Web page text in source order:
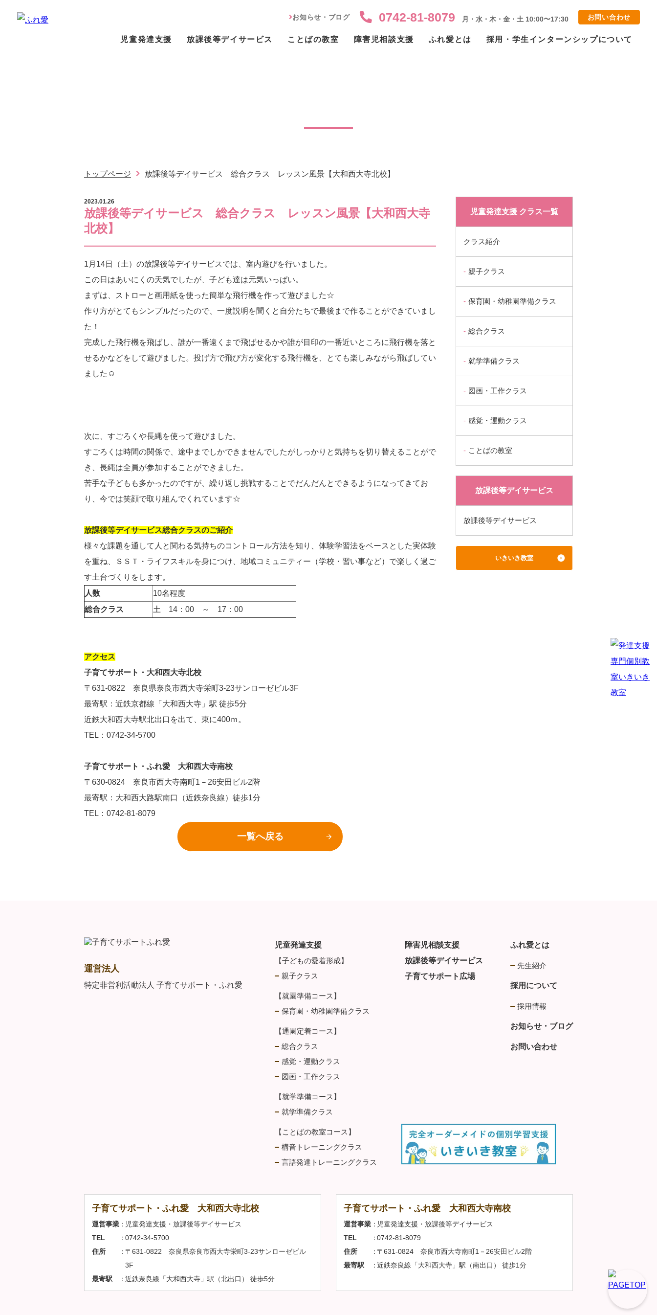
お知らせ・ブログ 0742-81-8079 月・水・木・金・土 10:00〜17:30 お問い合わせ
児童発達支援 放課後等デイサービス ことばの教室 障害児相談支援 ふれ愛とは 採用・学生インターンシップについて
トップページ 放課後等デイサービス 総合クラス レッスン風景【大和西大寺北校】
2023.01.26
放課後等デイサービス 総合クラス レッスン風景【大和西大寺
北校】
1月14日（土）の放課後等デイサービスでは、室内遊びを行いました。
この日はあいにくの天気でしたが、子ども達は元気いっぱい。
まずは、ストローと画用紙を使った簡単な飛行機を作って遊びました☆
作り方がとてもシンプルだったので、一度説明を聞くと自分たちで最後まで作ることができていまし
た！
完成した飛行機を飛ばし、誰が一番遠くまで飛ばせるかや誰が目印の一番近いところに飛行機を落と
せるかなどをして遊びました。投げ方で飛び方が変化する飛行機を、とても楽しみながら飛ばしてい
ました☺
次に、すごろくや長縄を使って遊びました。
すごろくは時間の関係で、途中までしかできませんでしたがしっかりと気持ちを切り替えることがで
き、長縄は全員が参加することができました。
苦手な子どもも多かったのですが、繰り返し挑戦することでだんだんとできるようになってきてお
り、今では笑顔で取り組んでくれています☆
放課後等デイサービス総合クラスのご紹介
様々な課題を通して人と関わる気持ちのコントロール方法を知り、体験学習法をベースとした実体験
を重ね、ＳＳＴ・ライフスキルを身につけ、地域コミュニティー（学校・習い事など）で楽しく過ご
す土台づくりをします。
人数
10名程度
総合クラス
土 14：00 ～ 17：00
アクセス
子育てサポート・大和西大寺北校
〒631-0822 奈良県奈良市西大寺栄町3-23サンローゼビル3F
最寄駅：近鉄京都線「大和西大寺」駅 徒歩5分
近鉄大和西大寺駅北出口を出て、東に400ｍ。
TEL：0742-34-5700
子育てサポート・ふれ愛 大和西大寺南校
〒630-0824 奈良市西大寺南町1－26安田ビル2階
最寄駅：大和西大路駅南口（近鉄奈良線）徒歩1分
TEL：0742-81-8079
一覧へ戻る
児童発達支援 クラス一覧
クラス紹介
親子クラス
保育園・幼稚園準備クラス
総合クラス
就学準備クラス
図画・工作クラス
感覚・運動クラス
ことばの教室
放課後等デイサービス
放課後等デイサービス
いきいき教室
運営法人
特定非営利活動法人 子育てサポート・ふれ愛
児童発達支援
【子どもの愛着形成】
親子クラス
【就園準備コース】
保育園・幼稚園準備クラス
【通園定着コース】
総合クラス
感覚・運動クラス
図画・工作クラス
【就学準備コース】
就学準備クラス
【ことばの教室コース】
構音トレーニングクラス
言語発達トレーニングクラス
障害児相談支援
放課後等デイサービス
子育てサポート広場
ふれ愛とは
先生紹介
採用について
採用情報
お知らせ・ブログ
お問い合わせ
子育てサポート・ふれ愛 大和西大寺北校
運営事業
児童発達支援・放課後等デイサービス
TEL
0742-34-5700
住所
〒631-0822 奈良県奈良市西大寺栄町3-23サンローゼビル
3F
最寄駅
近鉄奈良線「大和西大寺」駅（北出口） 徒歩5分
子育てサポート・ふれ愛 大和西大寺南校
運営事業
児童発達支援・放課後等デイサービス
TEL
0742-81-8079
住所
〒631-0824 奈良市西大寺南町1－26安田ビル2階
最寄駅
近鉄奈良線「大和西大寺」駅（南出口） 徒歩1分